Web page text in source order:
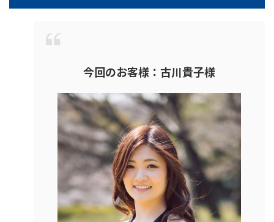
今回のお客様：古川貴子様